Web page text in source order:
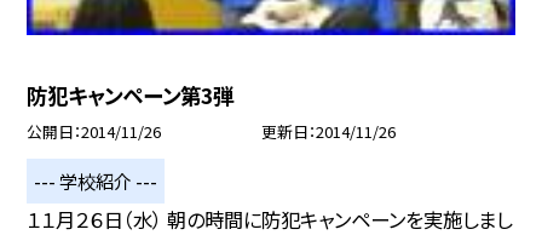
防犯キャンペーン第3弾
公開日 2014/11/26 更新日 2014/11/26
--- 学校紹介 ---
１１月２６日（水） 朝の時間に防犯キャンペーンを実施しまし